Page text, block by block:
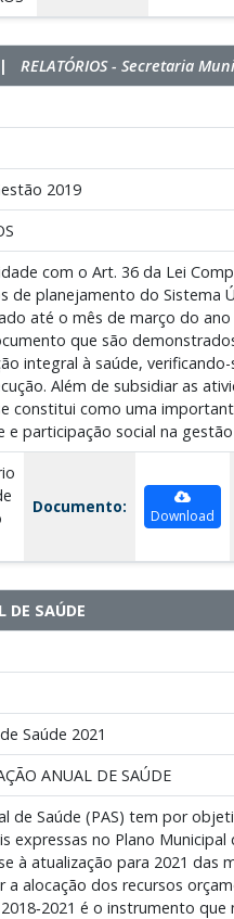
| RELATÓRIOS - Secretaria
2019
com o Art. 36 da Lei
de planejamento do Sistema
até o mês de março do
que são
integral à saúde,
Além de subsidiar as
constitui como uma
e participação social na gestão
Documento: Download
DE SAÚDE
Saúde 2021
ANUAL DE SAÚDE
de Saúde (PAS) tem por
expressas no Plano Municipal
à atualização para 2021 das
a alocação dos recursos
é o instrumento